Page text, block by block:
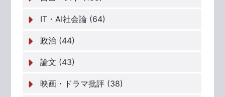
IT・AI社会論 (64)
政治 (44)
論文 (43)
映画・ドラマ批評 (38)